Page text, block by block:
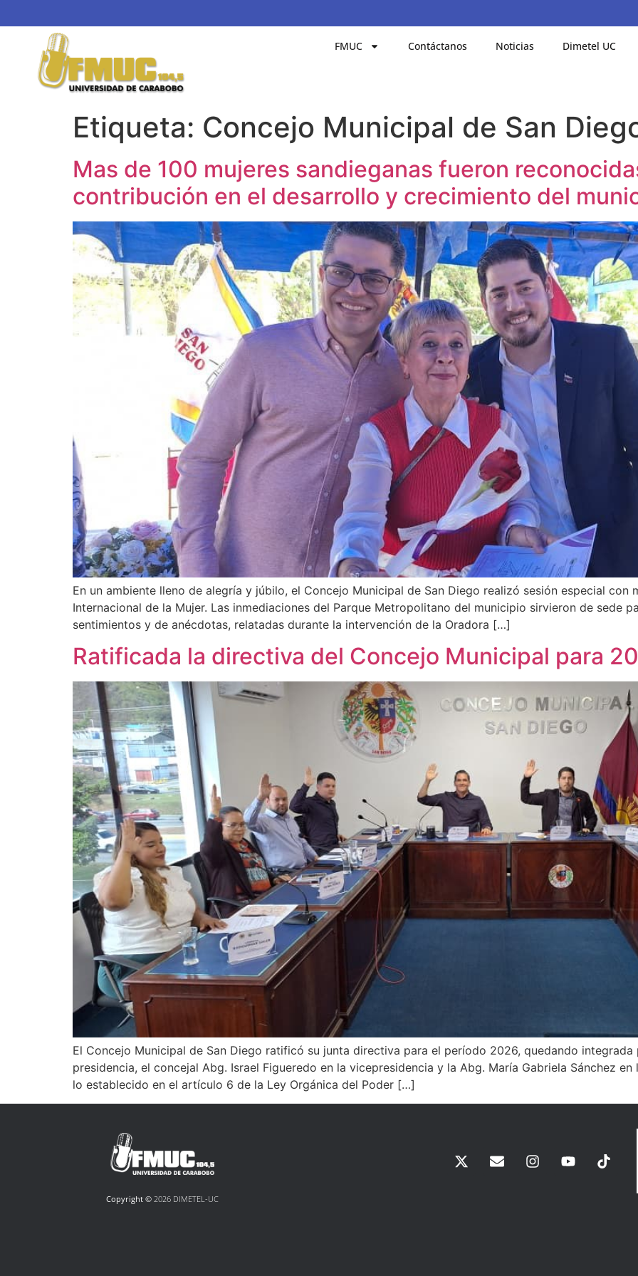
FMUC Contáctanos Noticias Dimetel UC
Etiqueta: Concejo Municipal de San
Mas de 100 mujeres sandieganas fueron
contribución en el desarrollo y crecimiento del
En un ambiente lleno de alegría y júbilo, el Concejo Municipal de San Diego realizó sesión especial con
Internacional de la Mujer. Las inmediaciones del Parque Metropolitano del municipio sirvieron de sede
sentimientos y de anécdotas, relatadas durante la intervención de la Oradora […]
Ratificada la directiva del Concejo Municipal para
El Concejo Municipal de San Diego ratificó su junta directiva para el período 2026, quedando
presidencia, el concejal Abg. Israel Figueredo en la vicepresidencia y la Abg. María Gabriela Sánchez
lo establecido en el artículo 6 de la Ley Orgánica del Poder […]
Copyright ©2026 DIMETEL-UC